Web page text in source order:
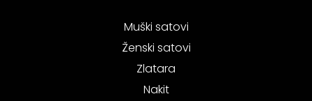
Muški satovi
Ženski satovi
Zlatara
Nakit